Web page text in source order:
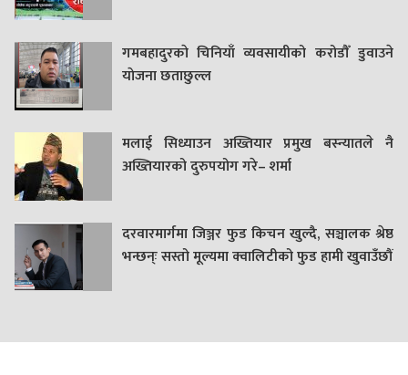
गमबहादुरकाे चिनियाँ व्यवसायीको करोडौँ डुवाउने
याेजना छताछुल्ल
मलाई सिध्याउन अख्तियार प्रमुख बस्न्यातले नै
अख्तियारको दुरुपयोग गरे– शर्मा
दरवारमार्गमा जिञ्जर फुड किचन खुल्दै, सञ्चालक श्रेष्ठ
भन्छन्ः सस्तो मूल्यमा क्वालिटीको फुड हामी खुवाउँछौं